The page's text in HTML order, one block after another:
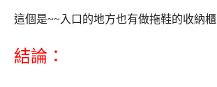
這個是~~入口的地方也有做拖鞋的收納櫃
結論：